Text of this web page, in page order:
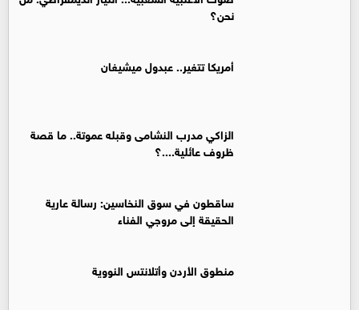
نحن؟
أمريكا تتغير.. عبدول ميشيغان
الزاكي مدرب النشامى وقبله عموتة.. ما قصة
ظروف عائلية....؟
ساقطون في سوق النخاسين: رسالة عارية
الحقيقة إلى مروجي الفناء
منطوق الأردن وأتلانتس النووية